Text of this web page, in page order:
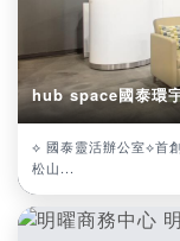
hub space國泰環
⟡ 國泰靈活辦公室⟡首
松山...